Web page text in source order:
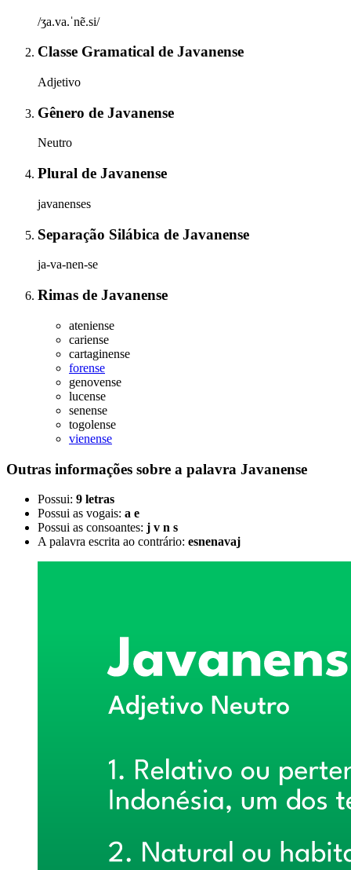
/ʒa.va.ˈnẽ.si/
Classe Gramatical de Javanense
Adjetivo
Gênero de Javanense
Neutro
Plural de Javanense
javanenses
Separação Silábica de Javanense
ja-va-nen-se
Rimas de Javanense
ateniense
cariense
cartaginense
forense
genovense
lucense
senense
togolense
vienense
Outras informações sobre a palavra Javanense
Possui: 9 letras
Possui as vogais: a e
Possui as consoantes: j v n s
A palavra escrita ao contrário: esnenavaj